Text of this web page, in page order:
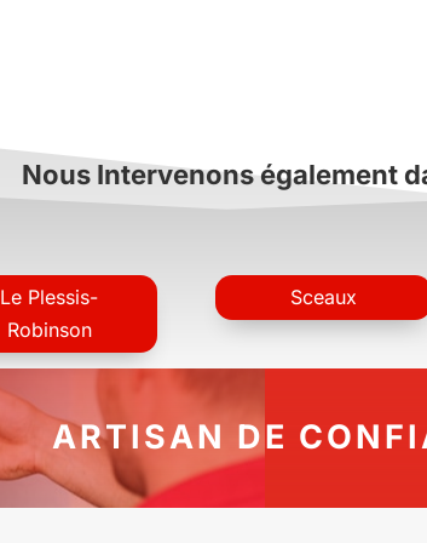
Nous Intervenons également
Le Plessis-
Robinson
Sceaux
ARTISAN DE